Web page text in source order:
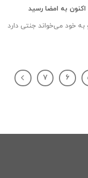
به امضا رسید
به خود می‌خواند جنتی دارد
۶ ۷